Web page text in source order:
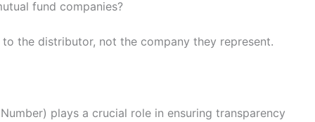
fund companies?
the distributor, not the company they represent.
plays a crucial role in ensuring transparency